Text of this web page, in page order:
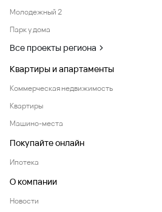
Молодежный 2
Парк у дома
Все проекты региона
Квартиры и апартаменты
Коммерческая недвижимость
Квартиры
Машино-места
Покупайте онлайн
Ипотека
О компании
Новости